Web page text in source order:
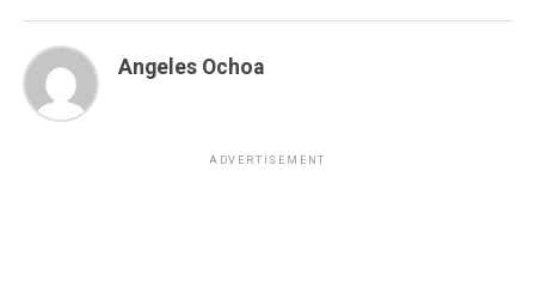
Angeles Ochoa
ADVERTISEMENT